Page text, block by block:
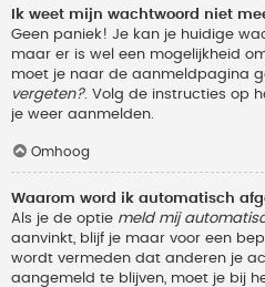
Ik weet mijn wachtwoord niet
Geen paniek! Je kan je huidige
maar er is wel een mogelijkheid
moet je naar de aanmeldpagina
vergeten?. Volg de instructies op
je weer aanmelden.
Omhoog
Waarom word ik automatisch
Als je de optie meld mij
aanvinkt, blijf je maar voor een
wordt vermeden dat anderen je
aangemeld te blijven, moet je bij